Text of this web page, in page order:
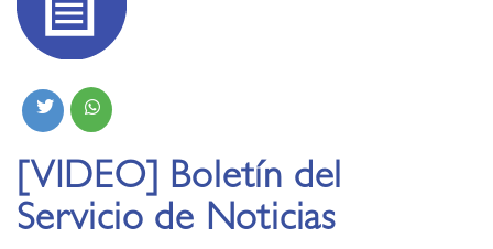
[VIDEO] Boletín del
Servicio de Noticias